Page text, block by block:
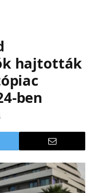
hajtották
ben